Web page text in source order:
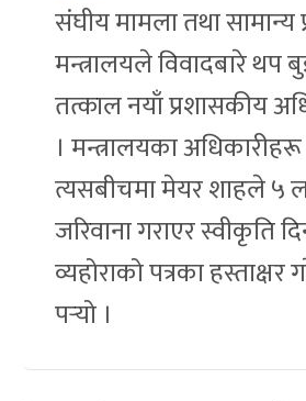
संघीय मामला तथा सामान्य
मन्त्रालयले विवादबारे थप
तत्काल नयाँ प्रशासकीय
। मन्त्रालयका
त्यसबीचमा मेयर शाहले ५
जरिवाना गराएर स्वीकृति
व्यहोराको पत्रका
पर्‍यो ।